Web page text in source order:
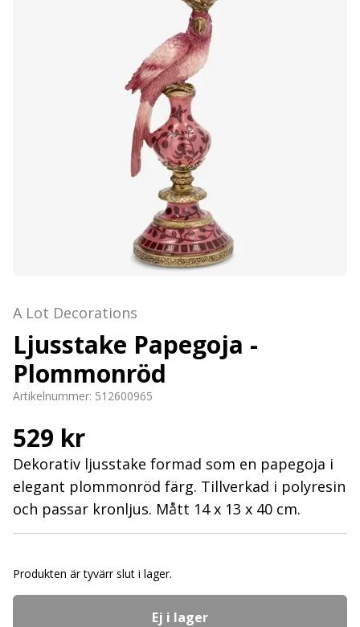
A Lot Decorations
Ljusstake Papegoja -
Plommonröd
Artikelnummer: 512600965
529 kr
Dekorativ ljusstake formad som en papegoja i
elegant plommonröd färg. Tillverkad i polyresin
och passar kronljus. Mått 14 x 13 x 40 cm.
Produkten är tyvärr slut i lager.
Ej i lager